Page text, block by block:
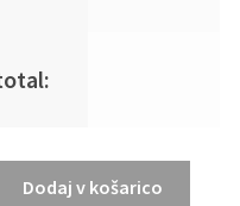
Dodaj v košarico